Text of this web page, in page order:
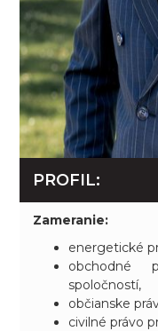
PROFIL:
Zameranie:
energetické
obchodné
spoločností,
občianske
civilné právo